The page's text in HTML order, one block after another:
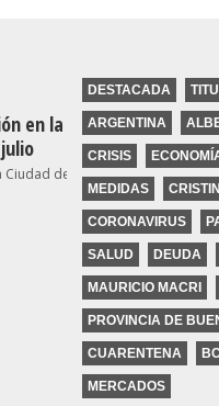
en la Ciudad y
Ciudad de Buenos Aires
DESTACADA
ARGENTINA
CRISIS
MEDIDAS
CORONAVIRUS
SALUD DEUDA
MAURICIO MACRI
PROVINCIA DE
CUARENTENA
MERCADOS